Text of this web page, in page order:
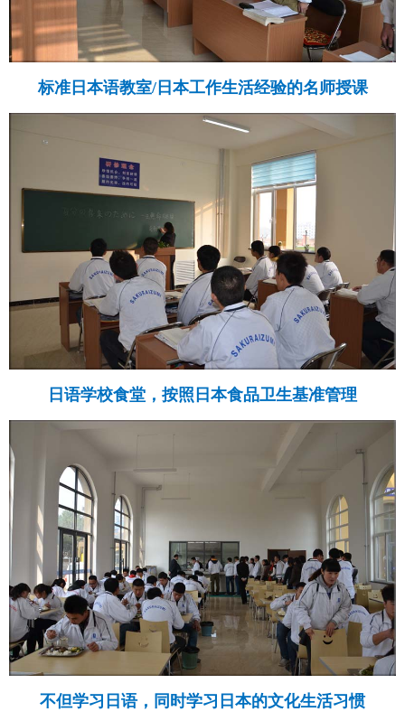
标准日本语教室/日本工作生活经验的名师授课
日语学校食堂，按照日本食品卫生基准管理
不但学习日语，同时学习日本的文化生活习惯